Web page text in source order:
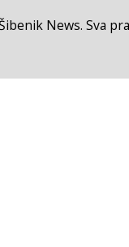
News. Sva